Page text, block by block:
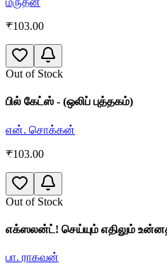
₹103.00
Out of Stock
பில் கேட்ஸ் - (ஒலிப் புத்தகம்)
என். சொக்கன்
₹103.00
Out of Stock
எக்ஸலன்ட்! செய்யும் எதிலும்
பா. ராகவன்